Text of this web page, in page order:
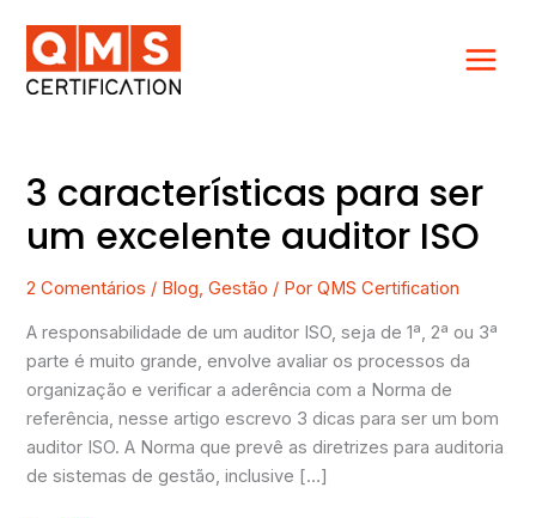
para
conteúdo
3 características para ser
um excelente auditor ISO
2 Comentários / Blog,Gestão / PorQMS Certification
A responsabilidade de um auditor ISO, seja de 1ª, 2ª ou 3ª
parte é muito grande, envolve avaliar os processos da
organização e verificar a aderência com a Norma de
referência, nesse artigo escrevo 3 dicas para ser um bom
auditor ISO. A Norma que prevê as diretrizes para auditoria
de sistemas de gestão, inclusive […]
3
para
um
excelente
auditor
ISO